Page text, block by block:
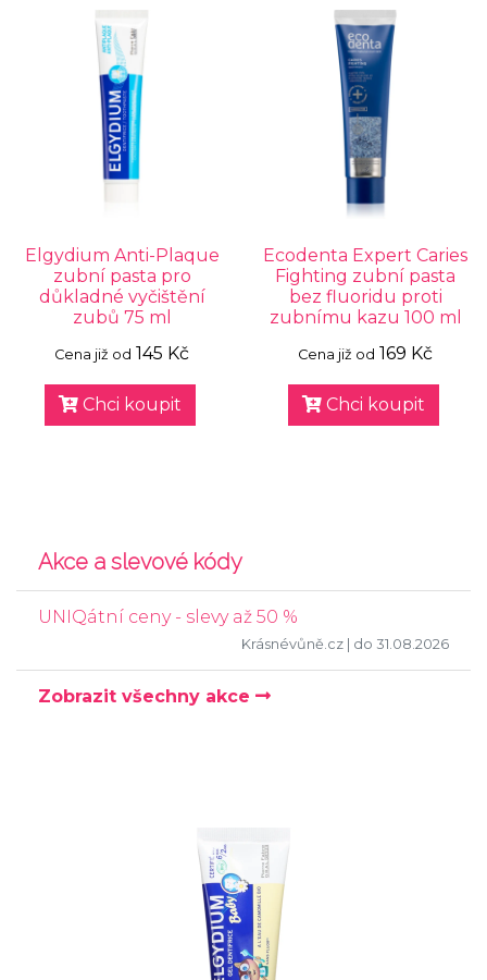
Elgydium Anti-Plaque
zubní pasta pro
důkladné vyčištění
zubů 75 ml
Cena již od 145 Kč
Chci koupit
Ecodenta Expert Caries
Fighting zubní pasta
bez fluoridu proti
zubnímu kazu 100 ml
Cena již od 169 Kč
Chci koupit
Akce a slevové kódy
UNIQátní ceny - slevy až 50 %
Krásnévůně.cz | do 31.08.2026
Zobrazit všechny akce